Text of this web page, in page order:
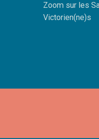
Zoom sur les
Victorien(ne)s